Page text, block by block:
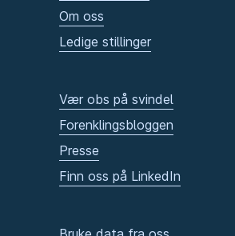
Om oss
Ledige stillinger
Vær obs på svindel
Forenklingsbloggen
Presse
Finn oss på LinkedIn